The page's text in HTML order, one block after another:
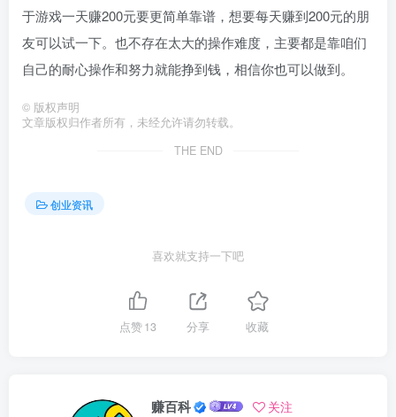
于游戏一天赚200元要更简单靠谱，想要每天赚到200元的朋
友可以试一下。也不存在太大的操作难度，主要都是靠咱们
自己的耐心操作和努力就能挣到钱，相信你也可以做到。
© 版权声明
文章版权归作者所有，未经允许请勿转载。
THE END
创业资讯
喜欢就支持一下吧
点赞13 分享 收藏
赚百科 关注